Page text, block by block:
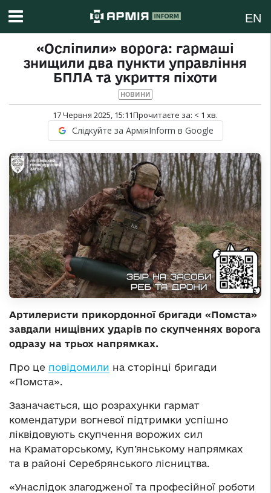
EN
«Осліпили» ворога: гармаші
знищили два пункти управління
БПЛА та укриття піхоти
НОВИНИ
17 Червня 2025, 15:11Прочитаєте за: < 1 хв.
Слідкуйте за АрміяInform в Google
Артилеристи прикордонної бригади «Помста»
завдали нищівних ударів по скупченнях ворога
одразу на трьох напрямках.
Про це повідомили на сторінці бригади
«Помста».
Зазначається, що розрахунки гармат
комендатури вогневої підтримки успішно
ліквідовують скупчення ворожих сил
на Краматорському, Куп’янському напрямках
та в районі Серебрянського лісництва.
«Унаслідок злагодженої та професійної роботи